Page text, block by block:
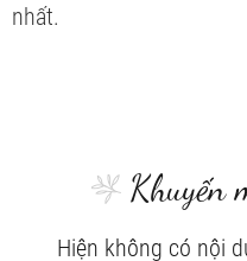
nhất.
Khuyến
Hiện không có nội